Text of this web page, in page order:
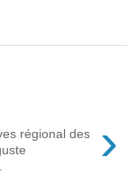
›
régional des